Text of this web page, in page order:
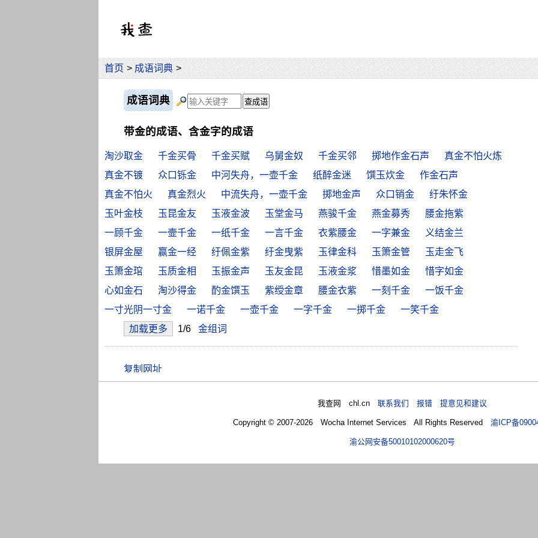
首页 > 成语词典 >
成语词典
带金的成语、含金字的成语
淘沙取金 千金买骨 千金买赋 乌舅金奴 千金买邻 掷地作金石声
真金不怕火炼
真金不镀
众口铄金 中河失舟，一壶千金 纸醉金迷 馔玉炊金
作金石声
真金不怕火
真金烈火 中流失舟，一壶千金 掷地金声 众口销金
纡朱怀金
玉叶金枝
玉昆金友 玉液金波 玉堂金马 燕骏千金 燕金募秀
腰金拖紫
一顾千金
一壸千金 一纸千金 一言千金 衣紫腰金 一字兼金
义结金兰
银屏金屋
赢金一经 纡佩金紫 纡金曳紫 玉律金科 玉箫金管
玉走金飞
玉箫金琯
玉质金相 玉振金声 玉友金昆 玉液金浆 惜墨如金
惜字如金
心如金石
淘沙得金 酌金馔玉 紫绶金章 腰金衣紫 一刻千金
一饭千金
一寸光阴一寸金
一诺千金 一壶千金 一字千金 一掷千金
一笑千金
加载更多
1/6 金组词
我查网 chl.cn联系我们 报错 提意见和建议
Copyright © 2007-2026 Wocha Internet Services All Rights Reserved渝ICP备
渝公网安备50010102000620号